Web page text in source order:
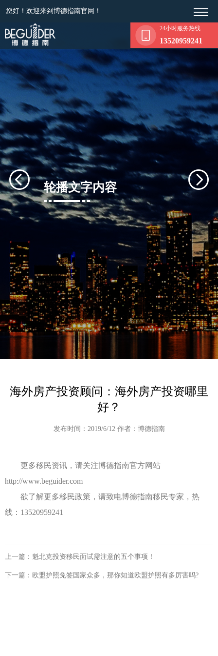
您好！欢迎来到博德指南官网！
24小时服务热线
13520959241
轮播文字内容
海外房产投资顾问：海外房产投资哪里
好？
发布时间：2019/6/12 作者：博德指南
更多移民资讯，请关注博德指南官方网站
http://www.beguider.com
欲了解更多移民政策，请致电博德指南移民专家，热
线：13520959241
上一篇： 魁北克投资移民面试需注意的五个事项！
下一篇： 欧盟护照免签国家众多，那你知道欧盟护照有多厉害吗?